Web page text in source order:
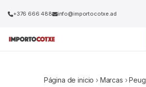
+376 666 488 info@importocotxe.ad
Página de inicio › Marcas ›